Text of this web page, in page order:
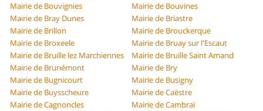
Mairie de Bouvignies
Mairie de Bouvines
Mairie de Bray Dunes
Mairie de Briastre
Mairie de Brillon
Mairie de Brouckerque
Mairie de Broxeele
Mairie de Bruay sur l'Escaut
Mairie de Bruille lez Marchiennes
Mairie de Bruille Saint Amand
Mairie de Brunémont
Mairie de Bry
Mairie de Bugnicourt
Mairie de Busigny
Mairie de Buysscheure
Mairie de Caëstre
Mairie de Cagnoncles
Mairie de Cambrai